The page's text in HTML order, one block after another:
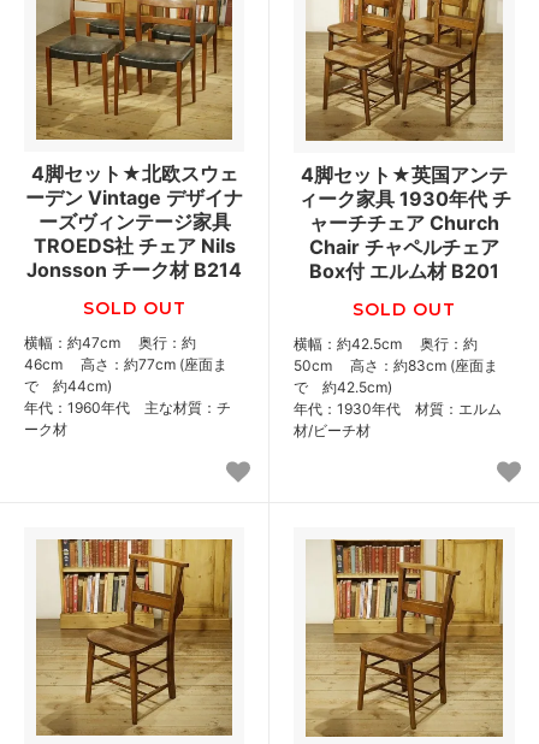
4脚セット★北欧スウェ
ーデン Vintage デザイナ
ーズヴィンテージ家具
TROEDS社 チェア Nils
Jonsson チーク材 B214
SOLD OUT
横幅：約47cm 奥行：約
46cm 高さ：約77cm (座面ま
で 約44cm)
年代：1960年代 主な材質：チ
ーク材
4脚セット★英国アンテ
ィーク家具 1930年代 チ
ャーチチェア Church
Chair チャペルチェア
Box付 エルム材 B201
SOLD OUT
横幅：約42.5cm 奥行：約
50cm 高さ：約83cm (座面ま
で 約42.5cm)
年代：1930年代 材質：エルム
材/ビーチ材